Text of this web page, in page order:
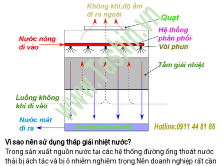
Vì sao nên sử dụng tháp giải nhiệt nước?
Trong sản xuất nguồn nước tại các hệ thống đường ống thoát nước
thải bị ách tắc và bị ô nhiễm nghiêm trọng.Nên doanh nghiệp rất cần